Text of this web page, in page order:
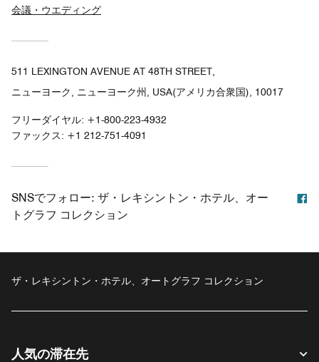
会議・ウエディング
511 LEXINGTON AVENUE AT 48TH STREET,
ニューヨーク, ニューヨーク州, USA(アメリカ合衆国), 10017
フリーダイヤル: +1-800-223-4932
ファックス: +1 212-751-4091
SNSでフォロー: ザ・レキシントン・ホテル、オー
トグラフ コレクション
ザ・レキシントン・ホテル、オートグラフ コレクション
人気の滞在先